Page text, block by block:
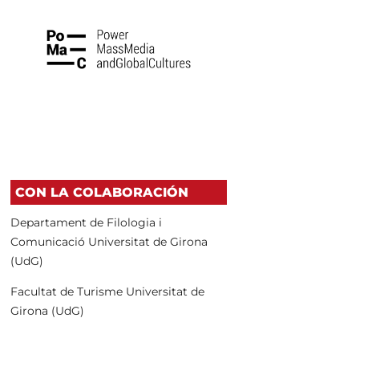
CON LA COLABORACIÓN
Departament de Filologia i
Comunicació Universitat de Girona
(UdG)
Facultat de Turisme Universitat de
Girona (UdG)